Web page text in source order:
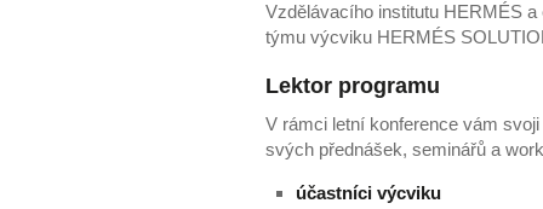
Vzdělávacího institutu HERMÉS
týmu výcviku HERMÉS
Lektor programu
V rámci letní konference vám
svých přednášek, seminářů a
účastníci výcviku